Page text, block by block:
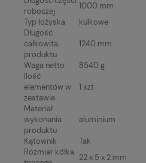
roboczej
1000 mm
Typ łożyska
kulkowe
Długość
całkowita
produktu
1240 mm
Waga netto
8540 g
Ilość
elementów w
zestawie
1 szt
Materiał
wykonania
produktu
aluminium
Kątownik
Tak
Rozmiar kółka
22 x 5 x 2 mm